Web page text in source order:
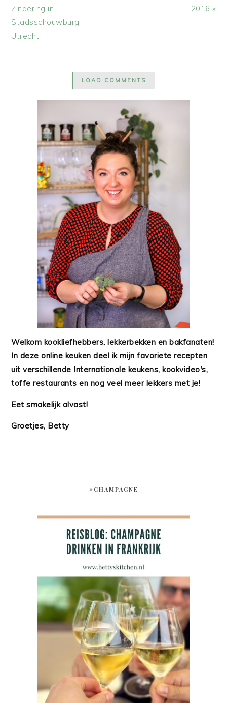
bericht:
Zindering in
Stadsschouwburg
Utrecht
2016 »
LOAD COMMENTS
Welkom kookliefhebbers, lekkerbekken en bakfanaten!
In deze online keuken deel ik mijn favoriete recepten
uit verschillende Internationale keukens, kookvideo's,
toffe restaurants en nog veel meer lekkers met je!
Eet smakelijk alvast!
Groetjes, Betty
#CHAMPAGNE